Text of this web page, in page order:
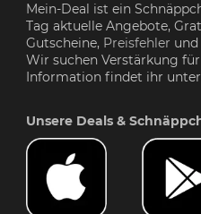
Mein-Deal ist ein
Tag aktuelle Angebote,
Gutscheine, Preisfehler
Wir suchen Verstärkung
Information findet ihr
Unsere Deals &